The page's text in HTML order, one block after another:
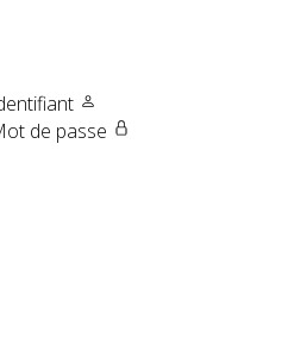
de passe